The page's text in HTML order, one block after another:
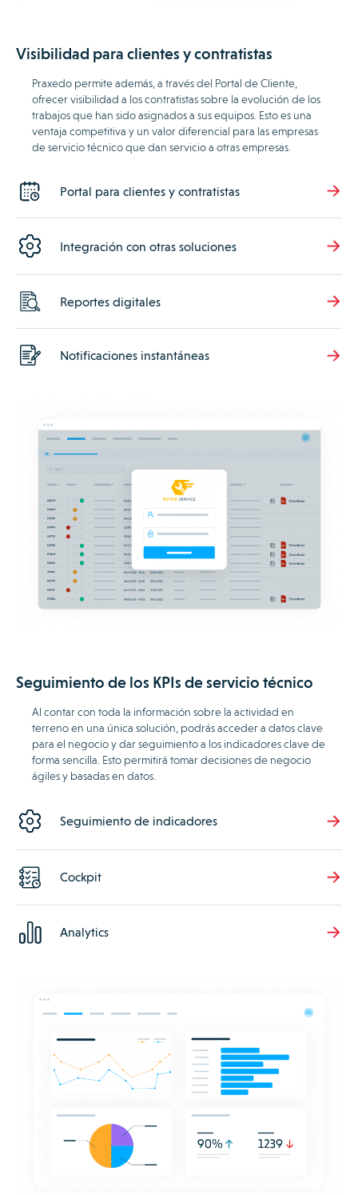
Visibilidad para clientes y contratistas
Praxedo permite además, a través del Portal de Cliente,
ofrecer visibilidad a los contratistas sobre la evolución de los
trabajos que han sido asignados a sus equipos. Esto es una
ventaja competitiva y un valor diferencial para las empresas
de servicio técnico que dan servicio a otras empresas.
Portal para clientes y contratistas
Integración con otras soluciones
Reportes digitales
Notificaciones instantáneas
Seguimiento de los KPIs de servicio técnico
Al contar con toda la información sobre la actividad en
terreno en una única solución, podrás acceder a datos clave
para el negocio y dar seguimiento a los indicadores clave de
forma sencilla. Esto permitirá tomar decisiones de negocio
ágiles y basadas en datos.
Seguimiento de indicadores
Cockpit
Analytics